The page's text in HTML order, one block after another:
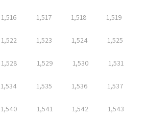
1,516 1,517 1,518 1,519
1,522 1,523 1,524 1,525
1,528 1,529 1,530 1,531
1,534 1,535 1,536 1,537
1,540 1,541 1,542 1,543